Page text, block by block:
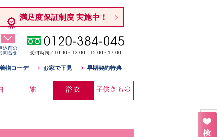
満足度保証制度 実施中！
込前の
問合せ
受付時間／10:00～13:00 15:00～17:00
物コーデ お家で下見 早期契約特典
紬 浴衣 子供きもの